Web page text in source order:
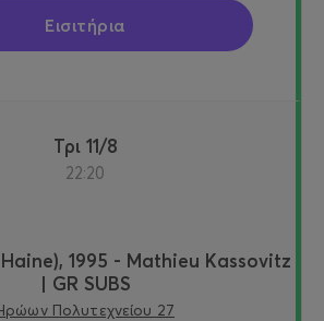
Εισιτήρια
Τρι 11/8
22:20
1995 - Mathieu Kassovitz
| GR SUBS
Πολυτεχνείου 27